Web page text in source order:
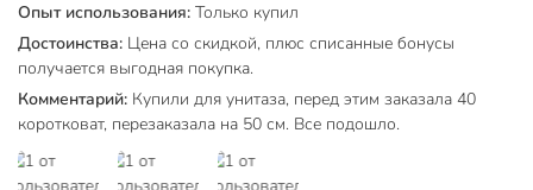
Способ подсоединения
для горячей воды
для холодной
Опыт использования: Только купил
Достоинства: Цена со скидкой, плюс списанные бонусы
получается выгодная покупка.
Комментарий: Купили для унитаза, перед этим заказала 40
коротковат, перезаказала на 50 см. Все подошло.